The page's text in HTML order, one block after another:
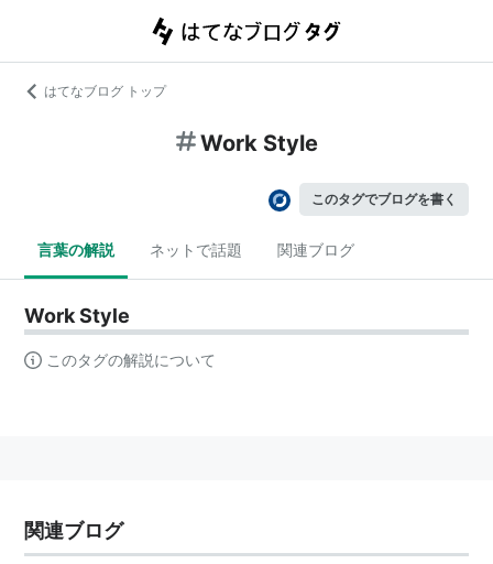
はてなブログ トップ
Work Style
このタグでブログを書く
言葉の解説 ネットで話題 関連ブログ
Work Style
このタグの解説について
関連ブログ